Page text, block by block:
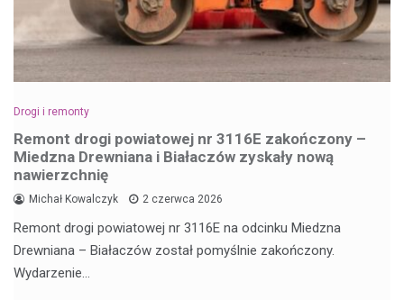
Drogi i remonty
Remont drogi powiatowej nr 3116E zakończony –
Miedzna Drewniana i Białaczów zyskały nową
nawierzchnię
Michał Kowalczyk 2 czerwca 2026
Remont drogi powiatowej nr 3116E na odcinku Miedzna
Drewniana – Białaczów został pomyślnie zakończony.
Wydarzenie…